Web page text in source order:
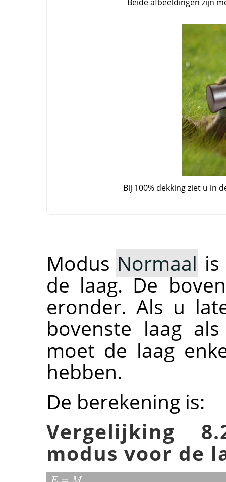
Bij 100% dekking ziet u in
Modus Normaal
de laag. De
eronder. Als u
bovenste laag
moet de laag
hebben.
De berekening is:
Vergelijking
modus voor de